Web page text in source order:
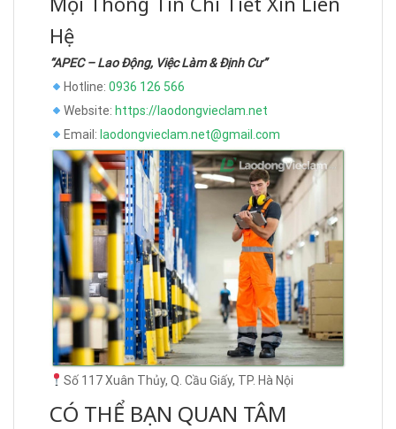
Hệ
“APEC – Lao Động, Việc Làm & Định Cư”
Hotline: 0936 126 566
Website: https://laodongvieclam.net
Email: laodongvieclam.net@gmail.com
Số 117 Xuân Thủy, Q. Cầu Giấy, TP. Hà Nội
CÓ THỂ BẠN QUAN TÂM